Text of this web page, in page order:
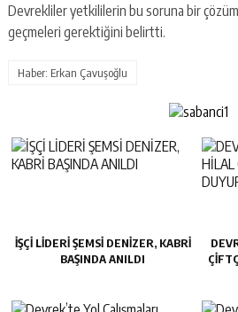
Devrekliler yetkililerin bu soruna bir
geçmeleri gerektiğini belirtti.
Haber: Erkan Çavuşoğlu
İŞÇİ LİDERİ ŞEMSİ DENİZER, KABRİ
BAŞINDA ANILDI